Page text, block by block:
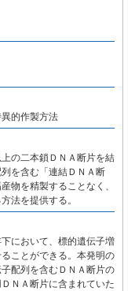
的作製方法
の二本鎖ＤＮＡ断片を結
を含む「連結ＤＮＡ断
物を精製することなく、
法を提供する。
において、標的遺伝子増
ことができる。本発明の
配列を含むＤＮＡ断片の
ＮＡ断片に含まれていた